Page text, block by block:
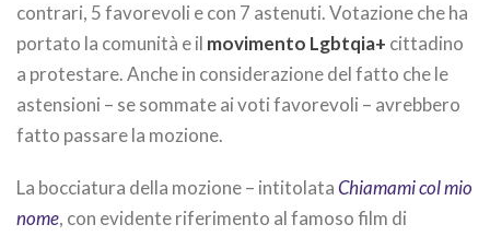
contrari, 5 favorevoli e con 7 astenuti. Votazione che ha
portato la comunità e il movimento Lgbtqia+ cittadino
a protestare. Anche in considerazione del fatto che le
astensioni – se sommate ai voti favorevoli – avrebbero
fatto passare la mozione.
La bocciatura della mozione – intitolataChiamami col mio
nome, con evidente riferimento al famoso film di